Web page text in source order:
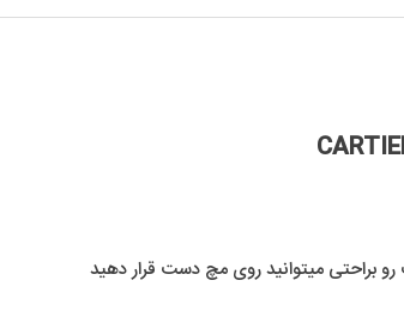
براحتی میتوانید روی مچ دست قرار دهید